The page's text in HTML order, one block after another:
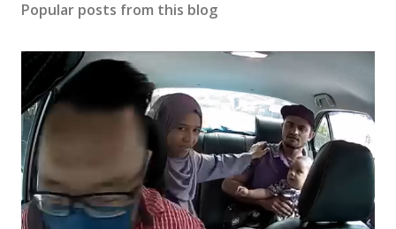
Popular posts from this blog